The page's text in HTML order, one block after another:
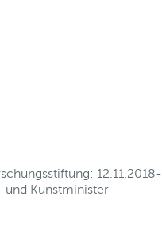
und Kunstminister